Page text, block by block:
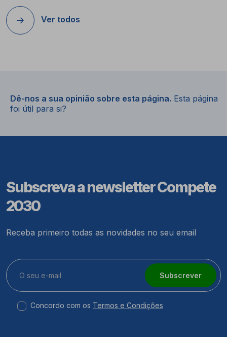
Ver todos
Dê-nos a sua opinião sobre esta página. Esta página
foi útil para si?
Subscreva a newsletter Compete
2030
Receba primeiro todas as novidades no seu email
Subscrever
Concordo com os Termos e Condições